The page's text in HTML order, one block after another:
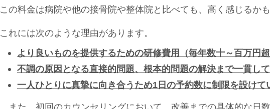
この料金は病院や他の接骨院や整体院と比べても、高く感じるかも
これには次のような理由があります。
より良いものを提供するための研修費用（毎年数十～百万円超
不調の原因となる直接的問題、根本的問題の解決まで一貫し
一人ひとりに真摯に向き合うため1日の予約数に制限を設けて
また、初回のカウンセリングにおいて、改善までの具体的な日